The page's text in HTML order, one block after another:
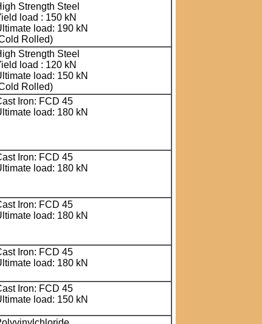
Strength Steel
load : 150 kN
load: 190 kN
Rolled)
Strength Steel
load : 120 kN
load: 150 kN
Rolled)
Iron: FCD 45
load: 180 kN
Iron: FCD 45
load: 180 kN
Iron: FCD 45
load: 180 kN
Iron: FCD 45
load: 180 kN
Iron: FCD 45
load: 150 kN